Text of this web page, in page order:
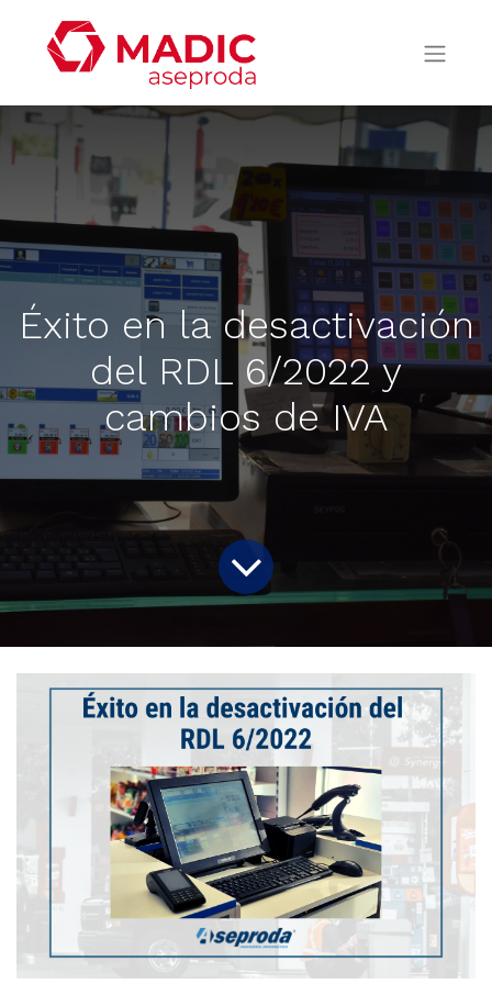
Éxito en la desactivación
del RDL 6/2022 y
cambios de IVA